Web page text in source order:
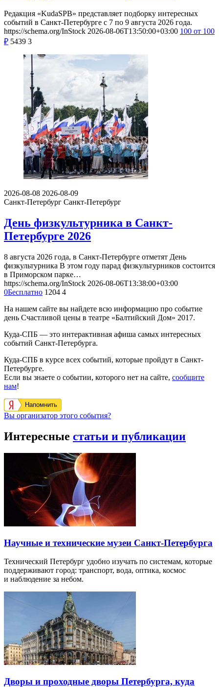
Редакция «KudaSPB» представляет подборку интересных
событий в Санкт-Петербурге с 7 по 9 августа 2026 года.
https://schema.org/InStock 2026-08-06T13:50:00+03:00 100 от 100
₽ 5439 3
2026-08-08 2026-08-09
Санкт-Петербург Санкт-Петербург
День физкультурника в Санкт-
Петербурге 2026
8 августа 2026 года, в Санкт-Петербурге отметят День
физкультурника В этом году парад физкультурников состоится
в Приморском парке…
https://schema.org/InStock 2026-08-06T13:38:00+03:00
0Бесплатно 1204 4
На нашем сайте вы найдете всю информацию про событие
день Счастливой цены в театре «Балтийский Дом» 2017.
Куда-СПБ — это интерактивная афиша самых интересных
событий Санкт-Петербурга.
Куда-СПБ в курсе всех событий, которые пройдут в Санкт-
Петербурге.
Если вы знаете о событии, которого нет на сайте, сообщите
нам!
Напомнить
Вы организатор этого события?
Интересные статьи и публикации
Научные и технические музеи Санкт-Петербурга
Технический Петербург удобно изучать по системам, которые
поддерживают город: транспорт, вода, оптика, космос
и наблюдение за небом.
Дворы и проходные дворы Петербурга, куда